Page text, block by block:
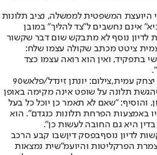
המשפטית לממשלה, נציב תלונות
אינם נחשבים ל"צד להליך" במובן
לדיון נוסף לא מתבקש שום דבר שקשור
עמית ציטט מכתב שקולה עצמו שלח:
בתפקיד, ואין הוא רואה עצמו כצד
עמית,צילום: יונתן זינדל/פלאש90
תלונה על שופט אינה מקימה באופן
והוסיף: "שאם לא תאמר כן יוכל כל בעל
באמצעות הפרחת תלונות כנגדם". הוא
היא גם החובה לעשות כן".
לדיון נוסףבפסק דיןשבו קבע הרכב
הפרקליטות והיועמ"שית נמצאות